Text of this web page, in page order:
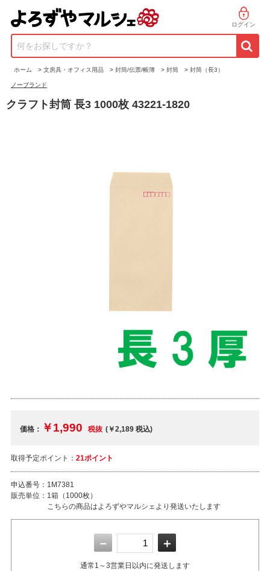
ログイン
何をお探しですか？
ホーム > 文房具・オフィス用品 > 封筒/伝票/帳簿 > 封筒 > 封筒（長3）
ノーブランド
クラフト封筒 長3 1000枚 43221-1820
価格： ￥1,990 税抜 (￥2,189税込)
取得予定ポイント： 21ポイント
申込番号： 1M7381
販売単位： 1箱（1000枚）
こちらの商品はよろずやマルシェより発送いたします
－ ＋
通常1～3営業日以内に発送します